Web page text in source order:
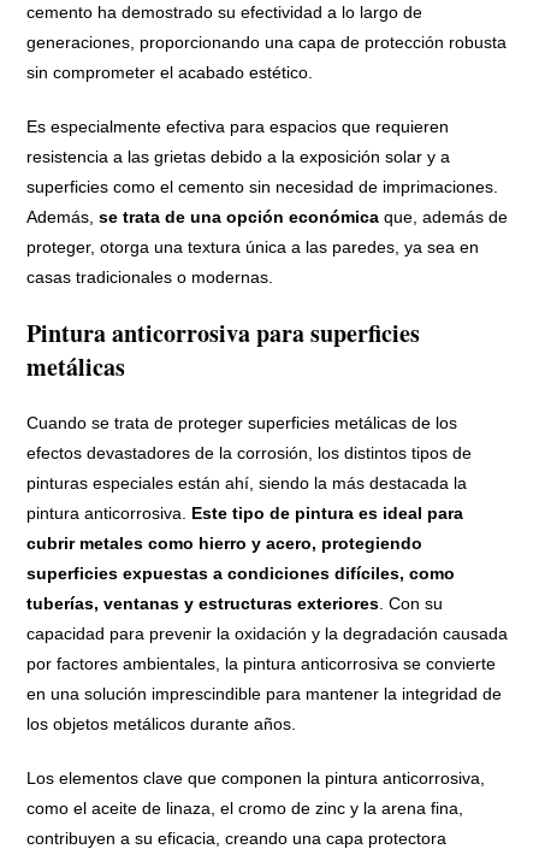
cemento ha demostrado su efectividad a lo largo de
generaciones, proporcionando una capa de protección robusta
sin comprometer el acabado estético.
Es especialmente efectiva para espacios que requieren
resistencia a las grietas debido a la exposición solar y a
superficies como el cemento sin necesidad de imprimaciones.
Además,se trata de una opción económica que, además de
proteger, otorga una textura única a las paredes, ya sea en
casas tradicionales o modernas.
Pintura anticorrosiva para superficies
metálicas
Cuando se trata de proteger superficies metálicas de los
efectos devastadores de la corrosión, los distintos tipos de
pinturas especiales están ahí, siendo la más destacada la
pintura anticorrosiva.
Este tipo de pintura es ideal para
cubrir metales como hierro y acero, protegiendo
superficies expuestas a condiciones difíciles, como
tuberías, ventanas y estructuras exteriores . Con su
capacidad para prevenir la oxidación y la degradación causada
por factores ambientales, la pintura anticorrosiva se convierte
en una solución imprescindible para mantener la integridad de
los objetos metálicos durante años.
Los elementos clave que componen la pintura anticorrosiva,
como el aceite de linaza, el cromo de zinc y la arena fina,
contribuyen a su eficacia, creando una capa protectora